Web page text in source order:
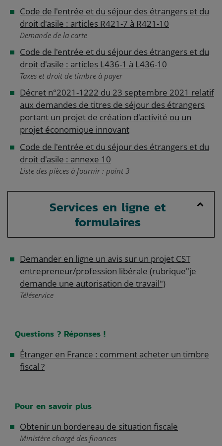
Code de l'entrée et du séjour des étrangers et du
droit d'asile : articles R421-7 à R421-10
Demande de la carte
Code de l'entrée et du séjour des étrangers et du
droit d'asile : articles L436-1 à L436-10
Taxes et droit de timbre à payer
Décret n°2021-1222 du 23 septembre 2021 relatif
aux demandes de titres de séjour des étrangers
portant un projet de création d'activité ou un
projet économique innovant
Code de l'entrée et du séjour des étrangers et du
droit d'asile : annexe 10
Liste des pièces à fournir : point 3
Services en ligne et
formulaires
Demander en ligne un avis sur un projet CST
entrepreneur/profession libérale (rubrique"je
demande une autorisation de travail")
Téléservice
Questions ? Réponses !
Étranger en France : comment acheter un timbre
fiscal ?
Pour en savoir plus
Obtenir un bordereau de situation fiscale
Ministère chargé des finances